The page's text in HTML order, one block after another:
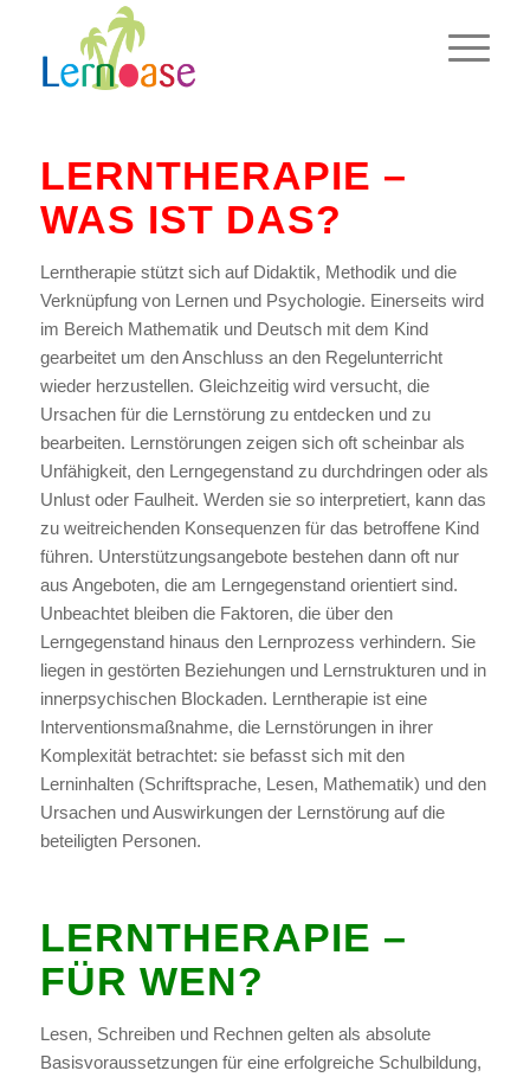
LERNTHERAPIE –
WAS IST DAS?
Lerntherapie stützt sich auf Didaktik, Methodik und die
Verknüpfung von Lernen und Psychologie. Einerseits wird
im Bereich Mathematik und Deutsch mit dem Kind
gearbeitet um den Anschluss an den Regelunterricht
wieder herzustellen. Gleichzeitig wird versucht, die
Ursachen für die Lernstörung zu entdecken und zu
bearbeiten. Lernstörungen zeigen sich oft scheinbar als
Unfähigkeit, den Lerngegenstand zu durchdringen oder als
Unlust oder Faulheit. Werden sie so interpretiert, kann das
zu weitreichenden Konsequenzen für das betroffene Kind
führen. Unterstützungsangebote bestehen dann oft nur
aus Angeboten, die am Lerngegenstand orientiert sind.
Unbeachtet bleiben die Faktoren, die über den
Lerngegenstand hinaus den Lernprozess verhindern. Sie
liegen in gestörten Beziehungen und Lernstrukturen und in
innerpsychischen Blockaden. Lerntherapie ist eine
Interventionsmaßnahme, die Lernstörungen in ihrer
Komplexität betrachtet: sie befasst sich mit den
Lerninhalten (Schriftsprache, Lesen, Mathematik) und den
Ursachen und Auswirkungen der Lernstörung auf die
beteiligten Personen.
LERNTHERAPIE –
FÜR WEN?
Lesen, Schreiben und Rechnen gelten als absolute
Basisvoraussetzungen für eine erfolgreiche Schulbildung,